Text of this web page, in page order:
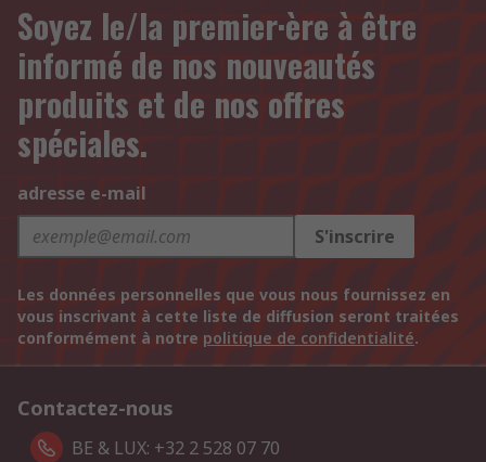
Soyez le/la premier·ère à être
informé de nos nouveautés
produits et de nos offres
spéciales.
adresse e-mail
S'inscrire
Les données personnelles que vous nous fournissez en
vous inscrivant à cette liste de diffusion seront traitées
conformément à notre politique de confidentialité.
Contactez-nous
BE & LUX: +32 2 528 07 70